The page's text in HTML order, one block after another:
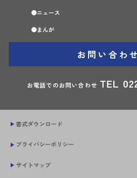
ニュース
まんが
お問い合わせ
お電話でのお問い合わせ TEL
書式ダウンロード
プライバシーポリシー
サイトマップ